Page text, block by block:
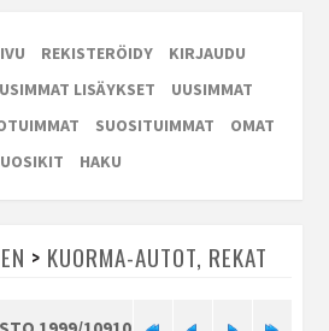
REKISTERÖIDY
KIRJAUDU
LISÄYKSET
UUSIMMAT
SUOSITUIMMAT
OMAT
HAKU
> KUORMA-AUTOT, REKAT